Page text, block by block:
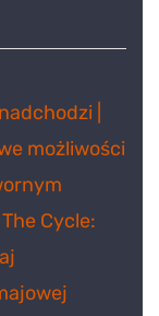
|
możliwości
Cycle: